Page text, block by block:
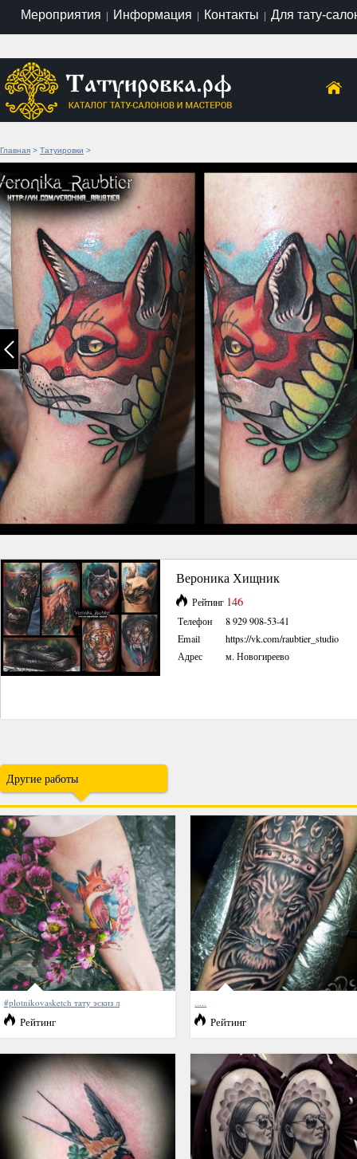
Мероприятия | Информация | Контакты | Для тату-
Главная > Татуировки >
Вероника Хищник
Рейтинг 146
Телефон
8 929 908-53-41
Email
https://vk.com/raubtier_studio
Адрес
м. Новогиреево
Другие работы
#plotnikovasketch тату эскиз л
Рейтинг Рейтинг